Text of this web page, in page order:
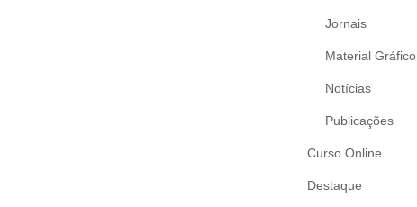
Jornais
Material Gráfico
Notícias
Publicações
Curso Online
Destaque